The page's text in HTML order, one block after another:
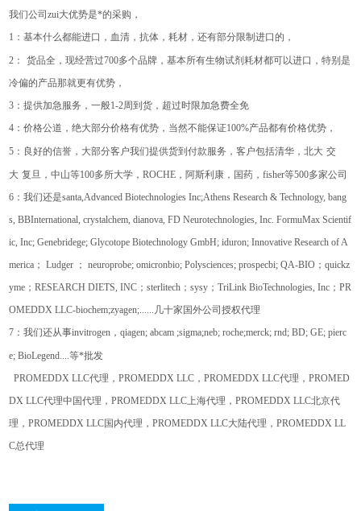
我们公司zui大优势是*的采购，
1 ：基本什么都能进口，血清，抗体，耗材，还有部分限制进口的，
2 ： 货品全，现经营过700多个品牌，基本所有生物试剂耗材都可以进口，特别是
冷偏的产品那就更有优势，
3 ：提供加急服务，一般1-2周到货，超过时限加急费全免
4 ：价格公道，绝大部分价格有优势，当然不能保证100%产品都有价格优势，
5 ：良好的信誉，大部分客户我们提供货到付款服务，客户包括清华，北大 交
大 复旦，中山等100多所大学，ROCHE ，阿斯利康，国药，fisher等500多家公司
6 ：我们还是santa,Advanced Biotechnologies Inc;Athens Research & Technology, bang
s, BBInternational, crystalchem, dianova, FD Neurotechnologies, Inc. FormuMax Scientif
ic, Inc; Genebridege; Glycotope Biotechnology GmbH; iduron; Innovative Research of A
merica ； Ludger ； neuroprobe; omicronbio; Polysciences; prospecbi; QA-BIO ；quickz
yme ；RESEARCH DIETS, INC ；sterlitech ；sysy ；TriLink BioTechnologies, Inc ；PR
OMEDDX LLC-biochem;zyagen;...... 几十家国外公司授权代理
7 ：我们还从事invitrogen ，qiagen; abcam ;sigma;neb; roche;merck; rnd; BD; GE; pierc
e; BioLegend....等*批发
PROMEDDX LLC代理，PROMEDDX LLC ，PROMEDDX LLC代理，PROMED
DX LLC代理中国代理，PROMEDDX LLC上海代理，PROMEDDX LLC北京代
理，PROMEDDX LLC国内代理，PROMEDDX LLC大陆代理，PROMEDDX LL
C总代理